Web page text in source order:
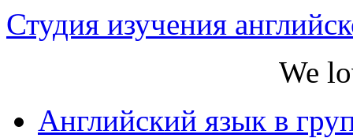
Студия изучения
We
Английский язык в